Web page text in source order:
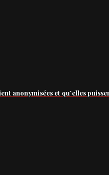
anonymisées et qu’elles